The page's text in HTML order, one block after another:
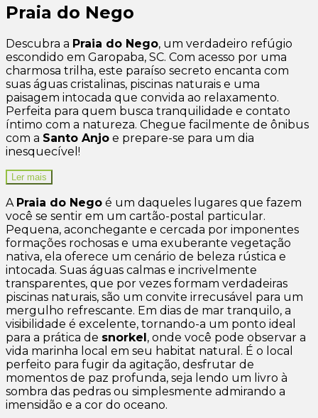
Praia do Nego
Descubra a Praia do Nego, um verdadeiro refúgio
escondido em Garopaba, SC. Com acesso por uma
charmosa trilha, este paraíso secreto encanta com
suas águas cristalinas, piscinas naturais e uma
paisagem intocada que convida ao relaxamento.
Perfeita para quem busca tranquilidade e contato
íntimo com a natureza. Chegue facilmente de ônibus
com a Santo Anjo e prepare-se para um dia
inesquecível!
Ler mais
A Praia do Nego é um daqueles lugares que fazem
você se sentir em um cartão-postal particular.
Pequena, aconchegante e cercada por imponentes
formações rochosas e uma exuberante vegetação
nativa, ela oferece um cenário de beleza rústica e
intocada. Suas águas calmas e incrivelmente
transparentes, que por vezes formam verdadeiras
piscinas naturais, são um convite irrecusável para um
mergulho refrescante. Em dias de mar tranquilo, a
visibilidade é excelente, tornando-a um ponto ideal
para a prática de snorkel , onde você pode observar a
vida marinha local em seu habitat natural. É o local
perfeito para fugir da agitação, desfrutar de
momentos de paz profunda, seja lendo um livro à
sombra das pedras ou simplesmente admirando a
imensidão e a cor do oceano.